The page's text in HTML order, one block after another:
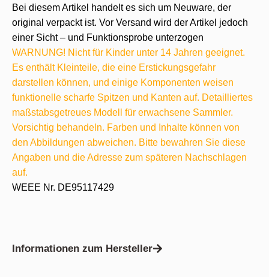
Bei diesem Artikel handelt es sich um Neuware, der
original verpackt ist. Vor Versand wird der Artikel jedoch
einer Sicht – und Funktionsprobe unterzogen
WARNUNG! Nicht für Kinder unter 14 Jahren geeignet.
Es enthält Kleinteile, die eine Erstickungsgefahr
darstellen können, und einige Komponenten weisen
funktionelle scharfe Spitzen und Kanten auf. Detailliertes
maßstabsgetreues Modell für erwachsene Sammler.
Vorsichtig behandeln. Farben und Inhalte können von
den Abbildungen abweichen. Bitte bewahren Sie diese
Angaben und die Adresse zum späteren Nachschlagen
auf.
WEEE Nr. DE95117429
Informationen zum Hersteller